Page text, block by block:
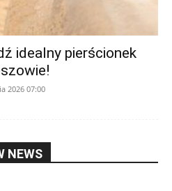
idealny pierścionek
2026 07:00
NEWS